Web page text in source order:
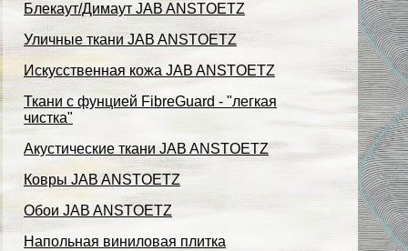
Блекаут/Димаут JAB ANSTOETZ
Уличные ткани JAB ANSTOETZ
Искусственная кожа JAB ANSTOETZ
Ткани с фунцией FibreGuard - "легкая
чистка"
Акустические ткани JAB ANSTOETZ
Ковры JAB ANSTOETZ
Обои JAB ANSTOETZ
Напольная виниловая плитка